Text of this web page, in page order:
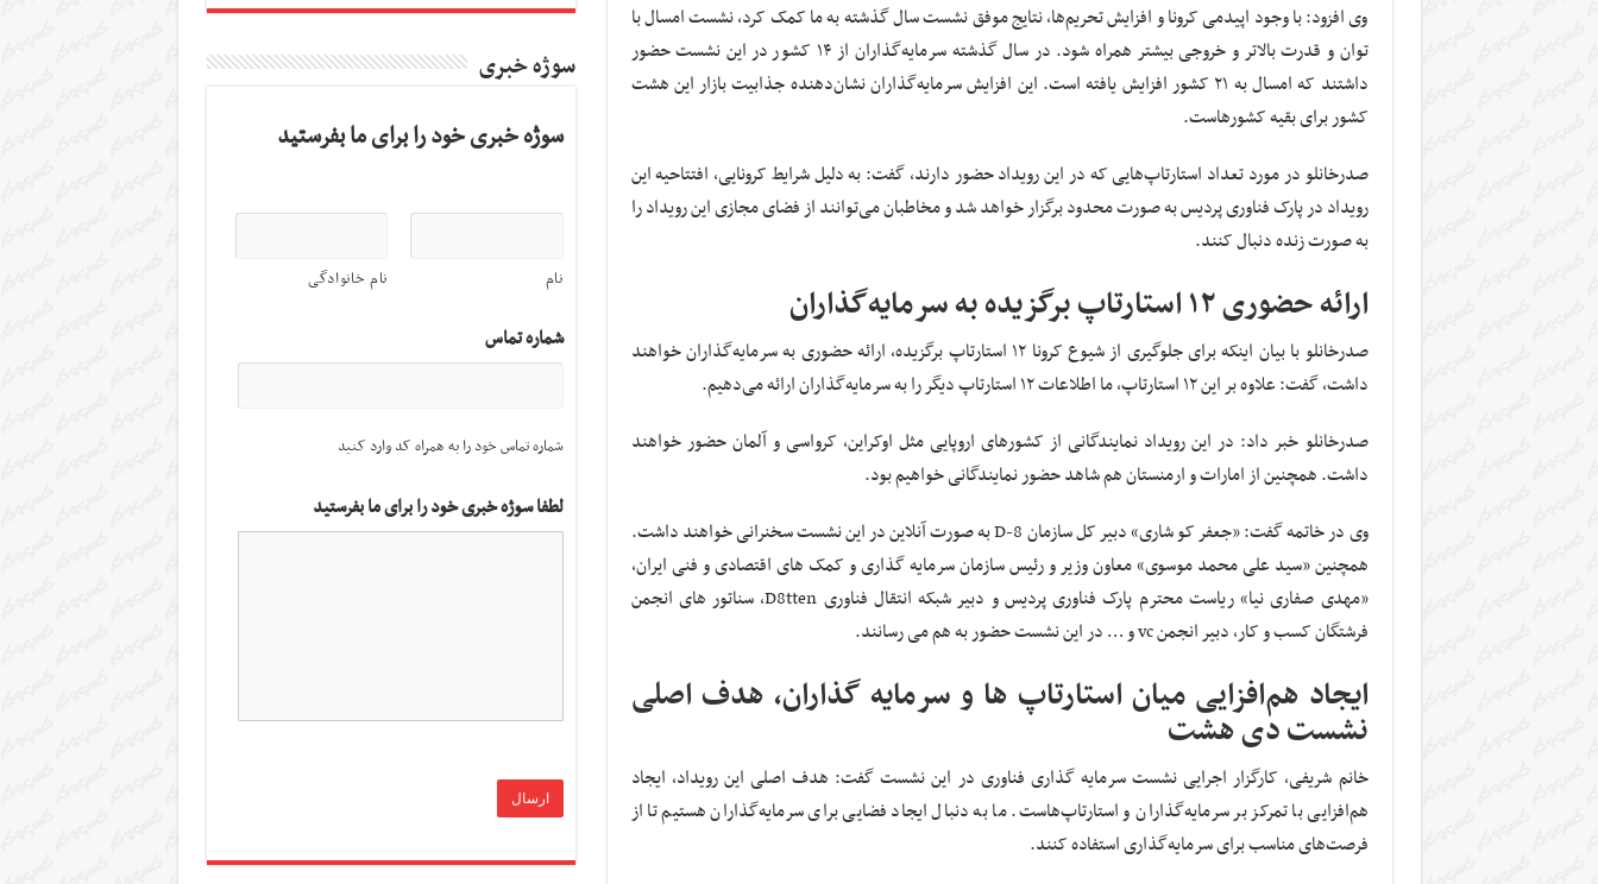
وی افزود: با وجود اپیدمی کرونا و افزایش تحریم‌ها، نتایج موفق نشست سال گذشته به ما کمک کرد، نشست امسال با
توان و قدرت بالاتر و خروجی بیشتر همراه شود. در سال گذشته سرمایه‌گذاران از ۱۴ کشور در این نشست حضور
داشتند که امسال به ۲۱ کشور افزایش یافته است. این افزایش سرمایه‌گذاران نشان‌‌دهنده جذابیت بازار این هشت
کشور برای بقیه کشورهاست.
صدرخانلو در مورد تعداد استارتاپ‌هایی که در این رویداد حضور دارند، گفت: به دلیل شرایط کرونایی، افتتاحیه این
رویداد در پارک فناوری پردیس به صورت محدود برگزار خواهد شد و مخاطبان می‌توانند از فضای مجازی این رویداد را
به صورت زنده دنبال کنند.
ارائه حضوری ۱۲ استارتاپ برگزیده به سرمایه‌گذاران
صدرخانلو با بیان اینکه برای جلوگیری از شیوع کرونا ۱۲ استارتاپ برگزیده، ارائه حضوری به سرمایه‌گذاران خواهند
داشت، گفت: علاوه بر این ۱۲ استارتاپ، ما اطلاعات ۱۲ استارتاپ دیگر را به سرمایه‌گذاران ارائه می‌دهیم.
صدرخانلو خبر داد: در این رویداد نمایندگانی از کشورهای اروپایی مثل اوکراین، کرواسی و آلمان حضور خواهند
داشت. همچنین از امارات و ارمنستان هم شاهد حضور نمایندگانی خواهیم بود.
وی در خاتمه گفت: «جعفر کو شاری» دبیر کل سازمان D-8 به صورت آنلاین در این نشست سخنرانی خواهند داشت.
همچنین «سید علی محمد موسوی» معاون وزیر و رئیس سازمان سرمایه گذاری و کمک های اقتصادی و فنی ایران،
«مهدی صفاری نیا» ریاست محترم پارک فناوری پردیس و دبیر شبکه انتقال فناوری D8tten، سناتور های انجمن
فرشتگان کسب و کار، دبیر انجمن vc و … در این نشست حضور به هم می رسانند.
ایجاد هم‌افزایی میان استارتاپ ها و سرمایه گذاران، هدف اصلی
نشست دی هشت
خانم شریفی، کارگزار اجرایی نشست سرمایه گذاری فناوری در این نشست گفت: هدف اصلی این رویداد، ایجاد
هم‌افزایی با تمرکز بر سرمایه‌گذاران و استارتاپ‌هاست. ما به دنبال ایجاد فضایی برای سرمایه‌گذاران هستیم تا از
فرصت‌های مناسب برای سرمایه‌گذاری استفاده کنند.
سوژه خبری
سوژه خبری خود را برای ما بفرستید
نام نام خانوادگی
شماره تماس
شماره تماس خود را به همراه کد وارد کنید
لطفا سوژه خبری خود را برای ما بفرستید